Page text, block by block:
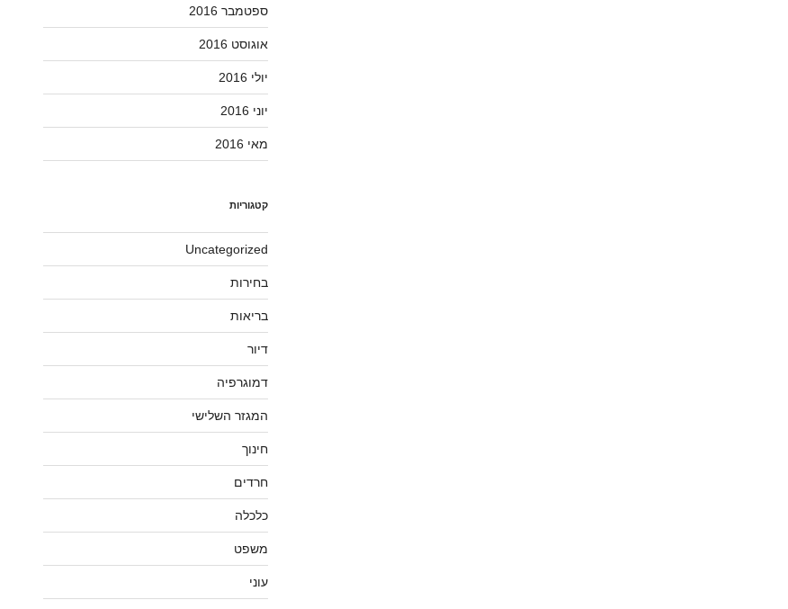
ספטמבר 2016
אוגוסט 2016
יולי 2016
יוני 2016
מאי 2016
קטגוריות
Uncategorized
בחירות
בריאות
דיור
דמוגרפיה
המגזר השלישי
חינוך
חרדים
כלכלה
משפט
עוני